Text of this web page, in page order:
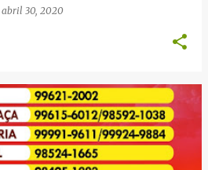
abril 30, 2020